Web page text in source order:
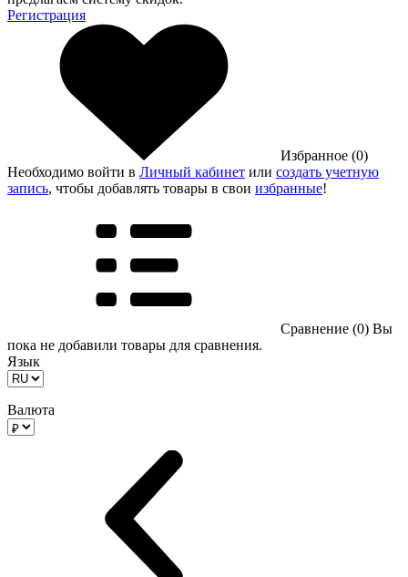
Регистрация
Избранное (0)
Необходимо войти в Личный кабинет или создать учетную
запись, чтобы добавлять товары в свои избранные!
Сравнение (0) Вы
пока не добавили товары для сравнения.
Язык
Валюта